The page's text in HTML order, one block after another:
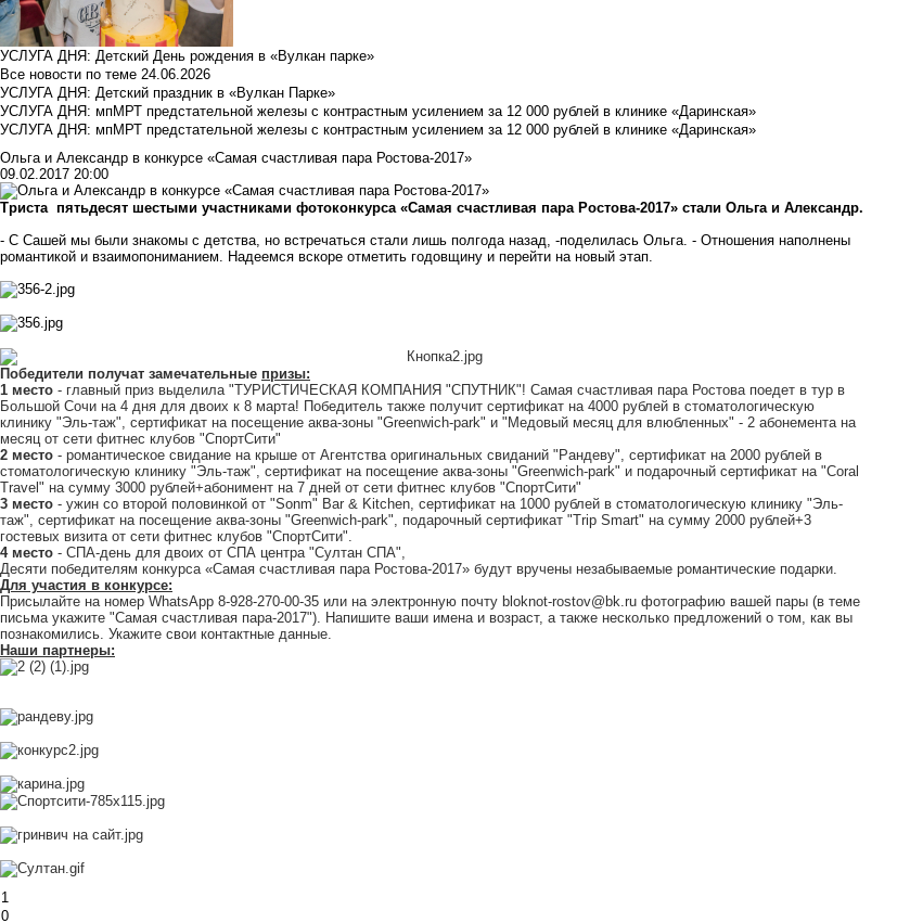
УСЛУГА ДНЯ: Детский День рождения в «Вулкан парке»
Все новости по теме 24.06.2026
УСЛУГА ДНЯ: Детский праздник в «Вулкан Парке»
УСЛУГА ДНЯ: мпМРТ предстательной железы с контрастным усилением за 12 000 рублей в клинике «Даринская»
УСЛУГА ДНЯ: мпМРТ предстательной железы с контрастным усилением за 12 000 рублей в клинике «Даринская»
Ольга и Александр в конкурсе «Самая счастливая пара Ростова-2017»
09.02.2017 20:00
Триста пятьдесят шестыми участниками фотоконкурса «Самая счастливая пара Ростова-2017» стали Ольга и Александр.
- С Сашей мы были знакомы с детства, но встречаться стали лишь полгода назад, -поделилась Ольга. - Отношения наполнены
романтикой и взаимопониманием. Надеемся вскоре отметить годовщину и перейти на новый этап.
Победители получат замечательные призы:
1 место - главный приз выделила "ТУРИСТИЧЕСКАЯ КОМПАНИЯ "СПУТНИК"! Самая счастливая пара Ростова поедет в тур в
Большой Сочи на 4 дня для двоих к 8 марта! Победитель также получит сертификат на 4000 рублей в стоматологическую
клинику "Эль-таж", сертификат на посещение аква-зоны "Greenwich-park" и "Медовый месяц для влюбленных" - 2 абонемента на
месяц от сети фитнес клубов "СпортСити"
2 место - романтическое свидание на крыше от Агентства оригинальных свиданий "Рандеву", сертификат на 2000 рублей в
стоматологическую клинику "Эль-таж", сертификат на посещение аква-зоны "Greenwich-park" и подарочный сертификат на "Coral
Travel" на сумму 3000 рублей+абонимент на 7 дней от сети фитнес клубов "СпортСити"
3 место - ужин со второй половинкой от "Sonm" Bar & Kitchen, сертификат на 1000 рублей в стоматологическую клинику "Эль-
таж", сертификат на посещение аква-зоны "Greenwich-park", подарочный сертификат "Trip Smart" на сумму 2000 рублей+3
гостевых визита от сети фитнес клубов "СпортСити".
4 место - СПА-день для двоих от СПА центра "Султан СПА",
Десяти победителям конкурса «Самая счастливая пара Ростова-2017» будут вручены незабываемые романтические подарки.
Для участия в конкурсе:
Присылайте на номер WhatsApp 8-928-270-00-35 или на электронную почту bloknot-rostov@bk.ru фотографию вашей пары (в теме
письма укажите "Самая счастливая пара-2017"). Напишите ваши имена и возраст, а также несколько предложений о том, как вы
познакомились. Укажите свои контактные данные.
Наши партнеры:
1
0